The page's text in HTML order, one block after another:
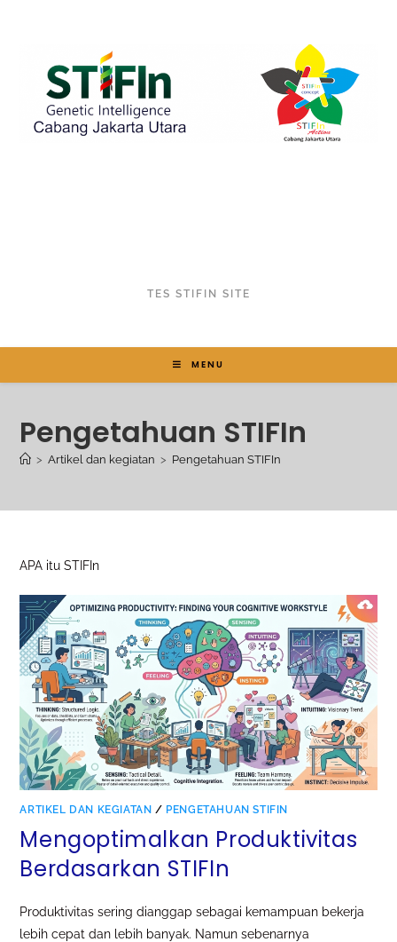
TES STIFIN SITE
MENU
Pengetahuan STIFIn
> Artikel dan kegiatan > Pengetahuan STIFIn
APA itu STIFIn
ARTIKEL DAN KEGIATAN / PENGETAHUAN STIFIN
Mengoptimalkan Produktivitas
Berdasarkan STIFIn
Produktivitas sering dianggap sebagai kemampuan bekerja
lebih cepat dan lebih banyak. Namun sebenarnya